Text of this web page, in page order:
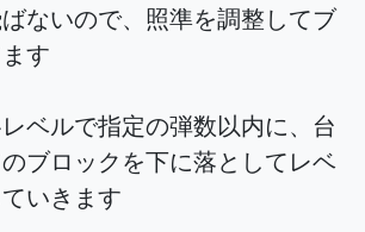
ないので、照準を調整してブ
す
ベルで指定の弾数以内に、台
ブロックを下に落としてレベ
いきます